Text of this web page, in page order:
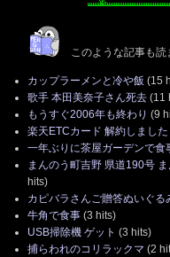
このような記事も
カップラーメンと冷や飯 (15
歌手 本田美奈子さん死去 (11
もうすぐ2006年も終わり (9
楽天ETCカード 解約しました
一年ぶりに茶屋ガーデンで食
まんのう町吉野 県道190号
hits)
カピバラさんご贈答ぬいぐる
牛角で食事 (3 hits)
USB掃除機 ゲット (3 hits)
捕らわれのコリラックマ (2